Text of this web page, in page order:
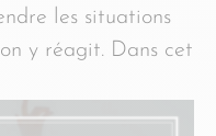
les situations
y réagit. Dans cet